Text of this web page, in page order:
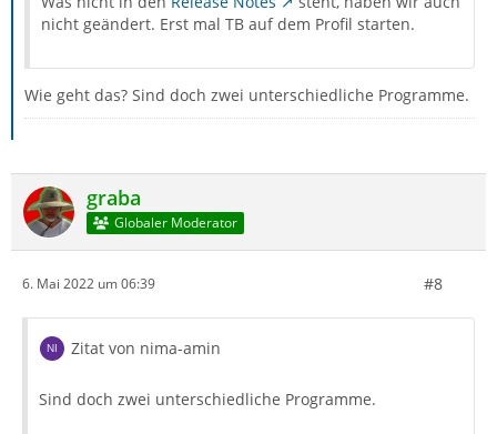
nicht geändert. Erst mal TB auf dem Profil starten.
Wie geht das? Sind doch zwei unterschiedliche Programme.
graba
Globaler Moderator
6. Mai 2022 um 06:39 #8
Zitat von nima-amin
Sind doch zwei unterschiedliche Programme.